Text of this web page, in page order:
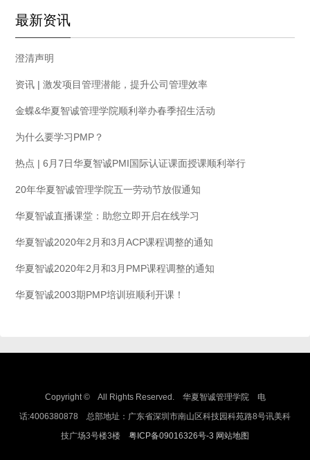
最新资讯
澄清声明
资讯 | 激发项目管理潜能，提升公司管理效率
金蝶&华夏智诚管理学院顺利举办春季招生活动
为什么要学习PMP？
热点 | 6月7日华夏智诚PMI国际认证课面授课顺利举行
20年华夏智诚管理学院五一劳动节放假通知
华夏智诚直播课堂：助您立即开启在线学习
华夏智诚2020年2月和3月ACP课程调整的通知
华夏智诚2020年2月和3月PMP课程调整的通知
华夏智诚2003期PMP培训班顺利开课！
Copyright © All Rights Reserved. 华夏智诚管理学院 电
话:4006380878 总部地址：广东省深圳市南山区科技园科苑路8号讯美科
技广场3号楼3楼 粤ICP备09016326号-3 网站地图